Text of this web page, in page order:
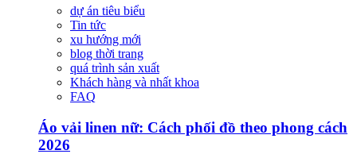
dự án tiêu biểu
Tin tức
xu hướng mới
blog thời trang
quá trình sản xuất
Khách hàng và nhất khoa
FAQ
Áo vải linen nữ: Cách phối đồ theo phong cách
2026